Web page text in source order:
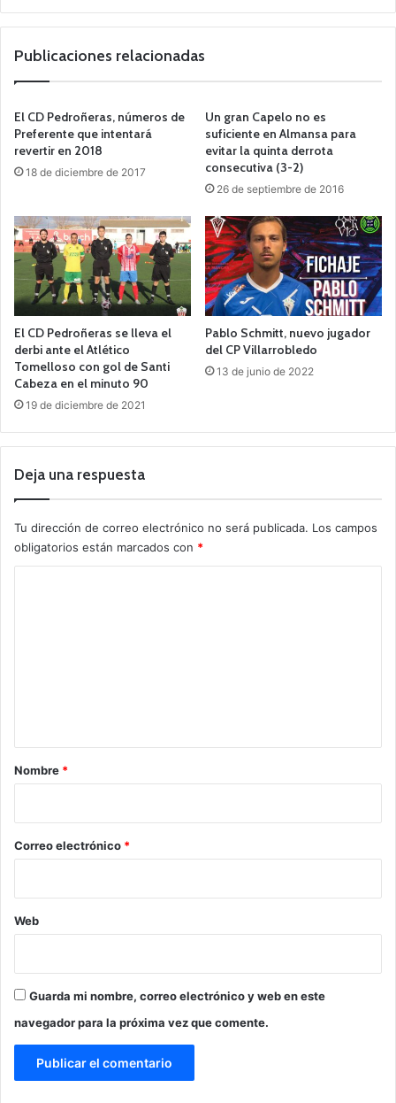
Publicaciones relacionadas
El CD Pedroñeras, números de
Preferente que intentará
revertir en 2018
18 de diciembre de 2017
Un gran Capelo no es
suficiente en Almansa para
evitar la quinta derrota
consecutiva (3-2)
26 de septiembre de 2016
El CD Pedroñeras se lleva el
derbi ante el Atlético
Tomelloso con gol de Santi
Cabeza en el minuto 90
19 de diciembre de 2021
Pablo Schmitt, nuevo jugador
del CP Villarrobledo
13 de junio de 2022
Deja una respuesta
Tu dirección de correo electrónico no será publicada. Los campos
obligatorios están marcados con *
r
*
Nombre *
Correo electrónico *
Web
Guarda mi nombre, correo electrónico y web en este
navegador para la próxima vez que comente.